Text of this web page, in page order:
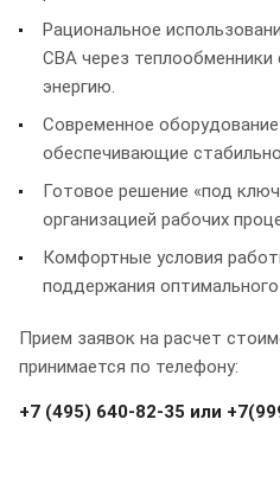
Рациональное
СВА через
энергию.
Современное
обеспечивающие
Готовое решение «под
организацией рабочих
Комфортные условия
поддержания
Прием заявок на расчет
принимается по телефону:
+7 (495) 640-82-35 или